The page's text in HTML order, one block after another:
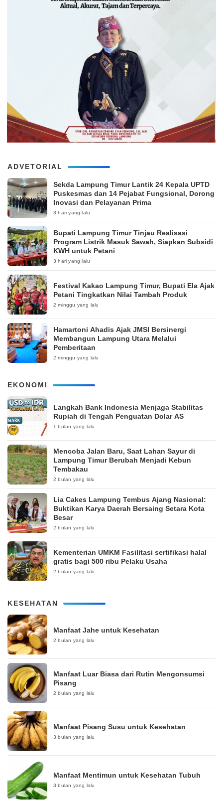
ADVETORIAL
‎Sekda Lampung Timur Lantik 24 Kepala UPTD
Puskesmas dan 14 Pejabat Fungsional, Dorong
Inovasi dan Pelayanan Prima
3 hari yang lalu
Bupati Lampung Timur Tinjau Realisasi
Program Listrik Masuk Sawah, Siapkan Subsidi
KWH untuk Petani
3 hari yang lalu
‎Festival Kakao Lampung Timur, Bupati Ela Ajak
Petani Tingkatkan Nilai Tambah Produk
2 minggu yang lalu
Hamartoni Ahadis Ajak JMSI Bersinergi
Membangun Lampung Utara Melalui
Pemberitaan
2 minggu yang lalu
EKONOMI
Langkah Bank Indonesia Menjaga Stabilitas
Rupiah di Tengah Penguatan Dolar AS
1 bulan yang lalu
Mencoba Jalan Baru, Saat Lahan Sayur di
Lampung Timur Berubah Menjadi Kebun
Tembakau
2 bulan yang lalu
Lia Cakes Lampung Tembus Ajang Nasional:
Buktikan Karya Daerah Bersaing Setara Kota
Besar
2 bulan yang lalu
Kementerian UMKM Fasilitasi sertifikasi halal
gratis bagi 500 ribu Pelaku Usaha
2 bulan yang lalu
KESEHATAN
Manfaat Jahe untuk Kesehatan
2 bulan yang lalu
Manfaat Luar Biasa dari Rutin Mengonsumsi
Pisang
2 bulan yang lalu
Manfaat Pisang Susu untuk Kesehatan
3 bulan yang lalu
Manfaat Mentimun untuk Kesehatan Tubuh
3 bulan yang lalu